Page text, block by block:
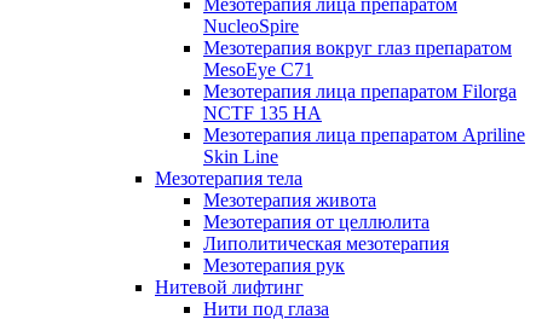
Мезотерапия лица препаратом
NucleoSpire
Мезотерапия вокруг глаз препаратом
MesoEye С71
Мезотерапия лица препаратом Filorga
NCTF 135 HA
Мезотерапия лица препаратом Apriline
Skin Line
Мезотерапия тела
Мезотерапия живота
Мезотерапия от целлюлита
Липолитическая мезотерапия
Мезотерапия рук
Нитевой лифтинг
Нити под глаза